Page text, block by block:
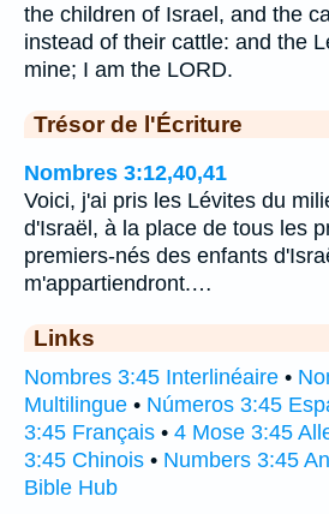
the children of Israel, and the
instead of their cattle: and the
mine; I am the LORD.
Trésor de l'Écriture
Nombres 3:12,40,41
Voici, j'ai pris les Lévites du
d'Israël, à la place de tous les
premiers-nés des enfants
m'appartiendront.…
Links
Nombres 3:45 Interlinéaire •
Multilingue • Números 3:45
3:45 Français • 4 Mose 3:45
3:45 Chinois • Numbers 3:45
Bible Hub